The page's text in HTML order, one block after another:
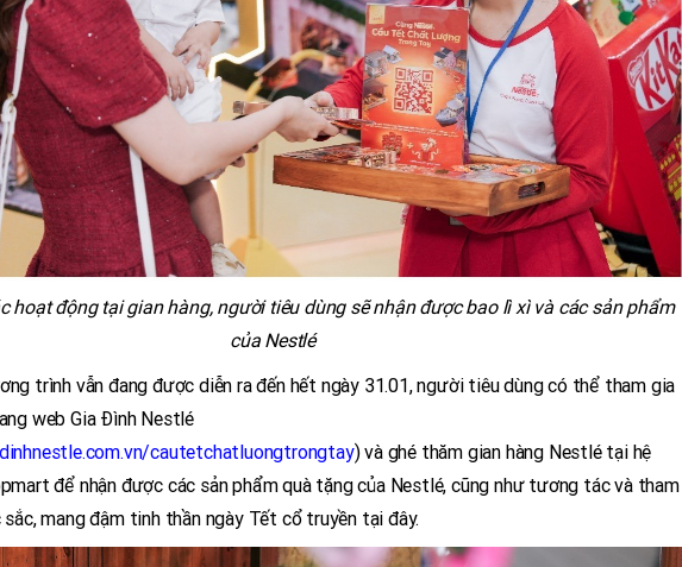
hoạt động tại gian hàng, người tiêu dùng sẽ nhận được bao lì xì và các sản phẩm
của Nestlé
trình vẫn đang được diễn ra đến hết ngày 31.01, người tiêu dùng có thể tham gia
web Gia Đình Nestlé
cautetchatluongtrongtay) và ghé thăm gian hàng Nestlé tại hệ
để nhận được các sản phẩm quà tặng của Nestlé, cũng như tương tác và tham
mang đậm tinh thần ngày Tết cổ truyền tại đây.